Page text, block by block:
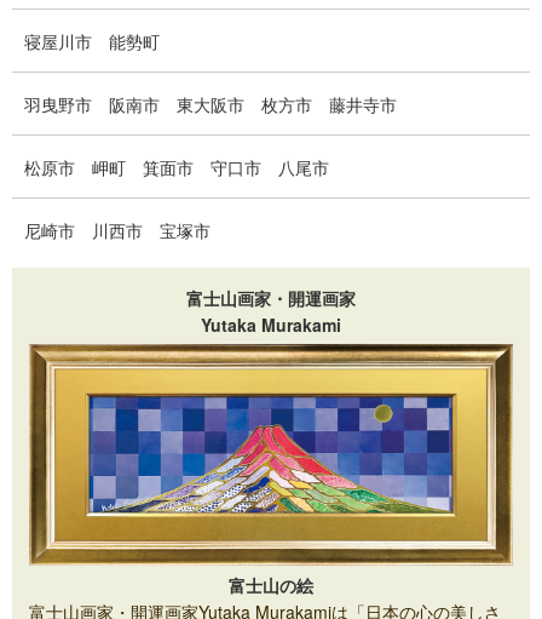
寝屋川市 能勢町
羽曳野市 阪南市 東大阪市 枚方市 藤井寺市
松原市 岬町 箕面市 守口市 八尾市
尼崎市 川西市 宝塚市
富士山画家・開運画家
Yutaka Murakami
富士山の絵
富士山画家・開運画家Yutaka Murakamiは「日本の心の美しさ